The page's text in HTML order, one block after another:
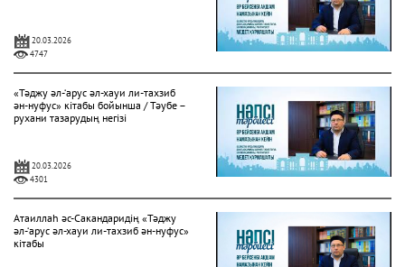
20.03.2026
4747
«Тәджу әл-‘арус әл-хауи ли-тахзиб
ән-нуфус» кітабы бойынша / Тәубе –
рухани тазарудың негізі
20.03.2026
4301
Атаиллаһ әс-Сакандаридің «Тәджу
әл-‘арус әл-хауи ли-тахзиб ән-нуфус»
кітабы